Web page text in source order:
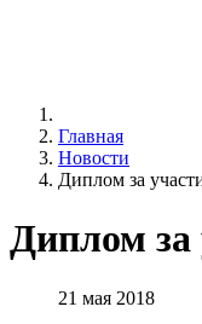
Главная
Новости
Диплом за
Диплом за
21 мая 2018